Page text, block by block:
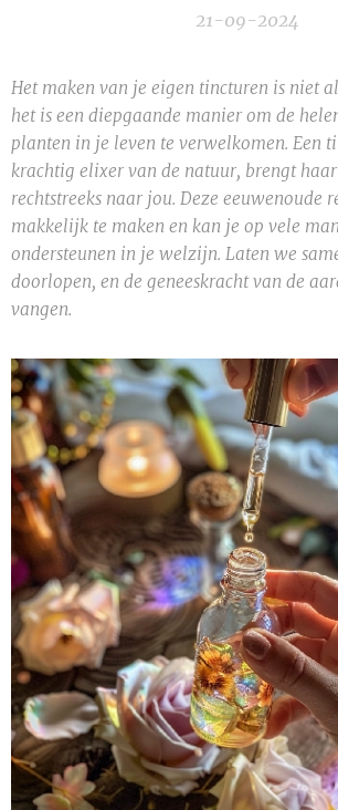
21-09-2024
Het maken van je eigen tincturen is niet
het is een diepgaande manier om de
planten in je leven te verwelkomen. Een
krachtig elixer van de natuur, brengt haar
rechtstreeks naar jou. Deze eeuwenoude
makkelijk te maken en kan je op vele
ondersteunen in je welzijn. Laten we
doorlopen, en de geneeskracht van de
vangen.